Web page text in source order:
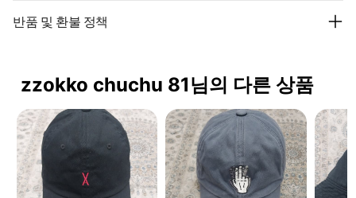
반품 및 환불 정책
zzokko chuchu 81님의 다른 상품